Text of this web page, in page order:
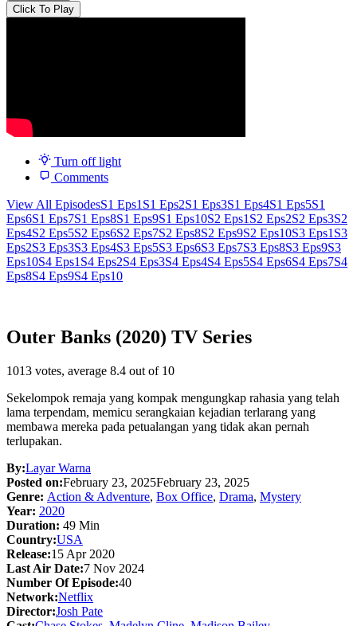
Click To Play
Turn off light
Comments
View All EpisodesS1 Eps1 S1 Eps2S1 Eps3S1 Eps4S1 Eps5S1
Eps6S1 Eps7S1 Eps8S1 Eps9S1 Eps10S2 Eps1 S2 Eps2S2 Eps3S2
Eps4S2 Eps5S2 Eps6S2 Eps7S2 Eps8S2 Eps9S2 Eps10S3 Eps1 S3
Eps2S3 Eps3S3 Eps4S3 Eps5S3 Eps6S3 Eps7S3 Eps8S3 Eps9S3
Eps10S4 Eps1 S4 Eps2S4 Eps3S4 Eps4S4 Eps5S4 Eps6S4 Eps7S4
Eps8S4 Eps9S4 Eps10
Outer Banks (2020) TV Series
1013 votes, average 8.4 out of 10
Sekelompok remaja yang kompak mengungkap rahasia yang telah
lama terpendam, memicu serangkaian kejadian terlarang yang
membawa mereka pada petualangan yang tidak akan pernah
terlupakan.
By:Layar Warna
Posted on:February 23, 2025February 23, 2025
Genre: Action & Adventure, Box Office, Drama, Mystery
Year: 2020
Duration: 49 Min
Country:USA
Release:15 Apr 2020
Last Air Date:7 Nov 2024
Number Of Episode:40
Network:Netflix
Director:Josh Pate